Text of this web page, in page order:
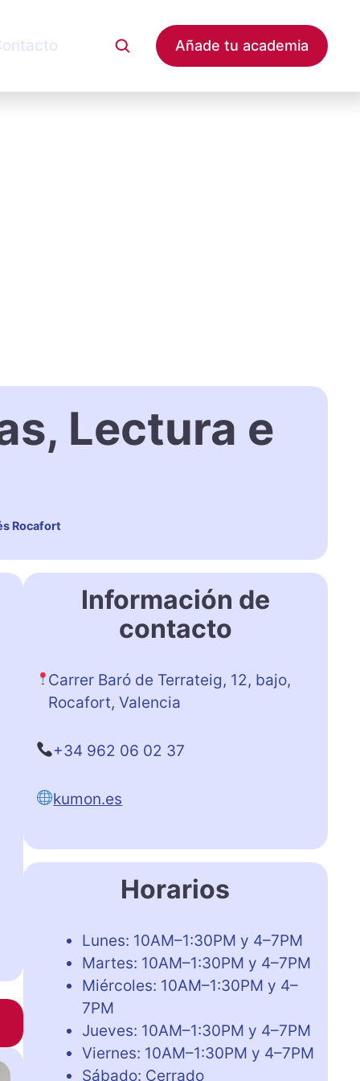
Añade tu academia
Lectura e
Rocafort
Información de
contacto
Carrer Baró de Terrateig, 12, bajo,
Rocafort, Valencia
+34 962 06 02 37
kumon.es
Horarios
Lunes: 10AM–1:30PM y 4–7PM
Martes: 10AM–1:30PM y 4–7PM
Miércoles: 10AM–1:30PM y 4–
7PM
Jueves: 10AM–1:30PM y 4–7PM
Viernes: 10AM–1:30PM y 4–7PM
Sábado: Cerrado